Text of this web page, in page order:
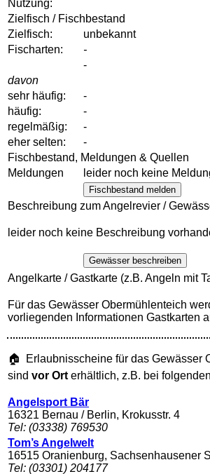
Nutzung:
Zielfisch / Fischbestand
Zielfisch:
unbekannt
Fischarten:
-
-
davon
sehr häufig:
-
häufig:
-
regelmäßig:
-
eher selten:
-
Fischbestand, Meldungen & Quellen
Meldungen
leider noch keine
Fischbestand melden
Beschreibung zum Angelrevier /
leider noch keine Beschreibung
Gewässer beschreiben
Angelkarte / Gastkarte (z.B. Angeln mit
Für das Gewässer Obermühlenteich
vorliegenden Informationen Gastkarten
🏠 Erlaubnisscheine für das Gewässer
sind vor Ort erhältlich, z.B. bei
Angelsport Bär
16321 Bernau / Berlin, Krokusstr. 4
Tel: (03338) 769530
Tom’s Angelwelt
16515 Oranienburg, Sachsenhausener
Tel: (03301) 204177